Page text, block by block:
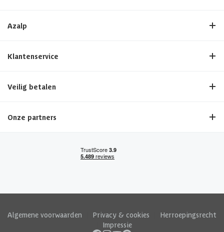
Azalp
Klantenservice
Veilig betalen
Onze partners
Algemene voorwaarden Privacy & cookies
Herroepingsrecht
Impressie